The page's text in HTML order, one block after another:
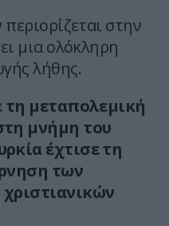
στην
μια ολόκληρη
λήθης.
τη μεταπολεμική
μνήμη του
έχτισε τη
των